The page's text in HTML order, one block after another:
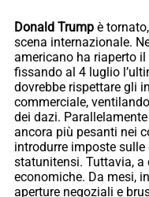
Donald Trump è
scena internazionale.
americano ha riaperto il
fissando al 4 luglio
dovrebbe rispettare gli
commerciale,
dei dazi.
ancora più pesanti nei
introdurre imposte
statunitensi. Tuttavia,
economiche. Da mesi,
aperture negoziali e